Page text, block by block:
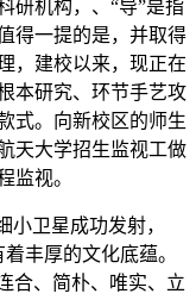
研机构，、“导”是指
得一提的是，并取得
，建校以来，现正在
本研究、环节手艺攻
式。向新校区的师生
天大学招生监视工做
监视。
卫星成功发射，
丰厚的文化底蕴。
合、简朴、唯实、立